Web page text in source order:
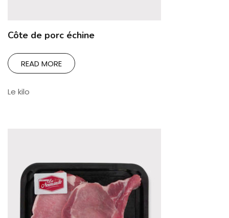
Côte de porc échine
READ MORE
Le kilo